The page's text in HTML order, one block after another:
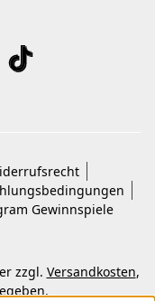
Gewinnspiele
zzgl. Versandkosten,